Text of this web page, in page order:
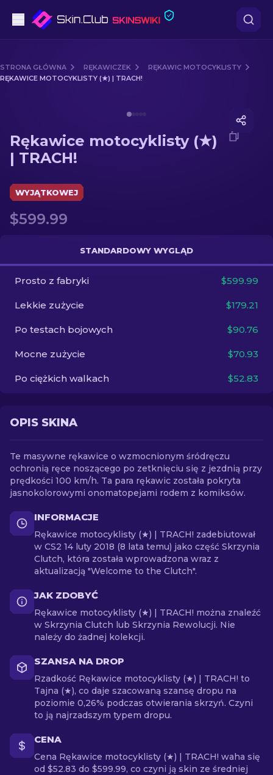
Średni poziom
karabinów snajperskich
rękawiczek
Inne
PL
STRONA GŁÓWNA RĘKAWICZEK
RĘKAWIC MOTOCYKLISTY
RĘKAWICE MOTOCYKLISTY (★) | TRACH!
Rękawice motocyklisty (★)
| TRACH!
WYJĄTKOWEJ
$599.99
STANDARDOWY WYGLĄD
Prosto z fabryki $599.99
Lekkie zużycie $179.21
Po testach bojowych $90.76
Mocne zużycie $70.93
Po ciężkich walkach $52.83
OPIS SKINA
Te masywne rękawice o wzmocnionym śródręczu
ochronią ręce noszącego po zetknięciu się z jezdnią przy
prędkości 100 km/h. Ta para rękawic została pokryta
jasnokolorowymi onomatopejami rodem z komiksów.
INFORMACJE
Rękawice motocyklisty (★) | TRACH! zadebiutował
w CS2 14 luty 2018 (8 lata temu) jako część Skrzynia
Clutch, która została wprowadzona wraz z
aktualizacją "Welcome to the Clutch".
JAK ZDOBYĆ
Rękawice motocyklisty (★) | TRACH! można znaleźć
w Skrzynia Clutch lub Skrzynia Rewolucji. Nie
należy do żadnej kolekcji.
SZANSA NA DROP
Rzadkość Rękawice motocyklisty (★) | TRACH! to
Tajna (★), co daje szacowaną szansę dropu na
poziomie 0,26% podczas otwierania skrzyń. Czyni
to ją najrzadszym typem dropu.
CENA
Cena Rękawice motocyklisty (★) | TRACH! waha się
od $52.83 do $599.99, co czyni ją skin ze średniej